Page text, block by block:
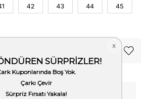
42 43 44
45
Ver